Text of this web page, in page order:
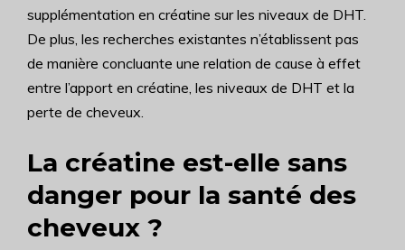
supplémentation en créatine sur les niveaux de DHT.
De plus, les recherches existantes n’établissent pas
de manière concluante une relation de cause à effet
entre l’apport en créatine, les niveaux de DHT et la
perte de cheveux.
La créatine est-elle sans
danger pour la santé des
cheveux ?